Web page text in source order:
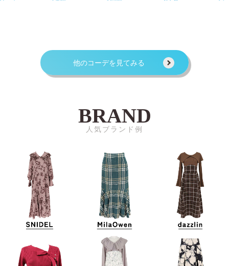
他のコーデを見てみる
BRAND
人気ブランド例